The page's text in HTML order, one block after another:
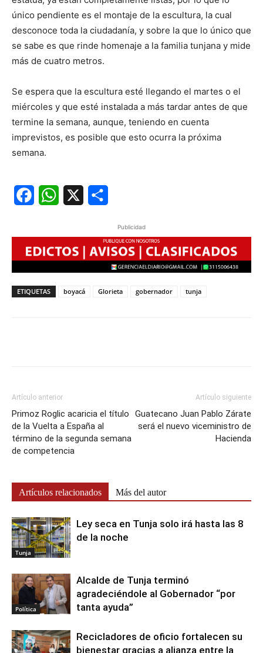
único pendiente es el montaje de la escultura, la cual
desconoce toda la ciudadanía, y sobre la que lo único que
se sabe es que rinde homenaje a la familia tunjana y mide
más de cuatro metros.
Se espera que la escultura esté llegando el martes o el
miércoles y que esté instalada a más tardar antes de que
termine la semana, aunque, teniendo en cuenta
imprevistos, es posible que esto ocurra la próxima
semana.
FacebookWhatsApp
Publicidad
ETIQUETAS boyacá Glorieta gobernador tunja
Artículo anterior
Primoz Roglic acaricia el título
de la Vuelta a España al
término de la segunda semana
de competencia
Artículo siguiente
Guatecano Juan Pablo Zárate
será el nuevo viceministro de
Hacienda
Artículos relacionados Más del autor
Tunja
Ley seca en Tunja solo irá hasta las 8
de la noche
Política
Alcalde de Tunja terminó
agradeciéndole al Gobernador “por
tanta ayuda”
Recicladores de oficio fortalecen su
bienestar gracias a alianza entre la